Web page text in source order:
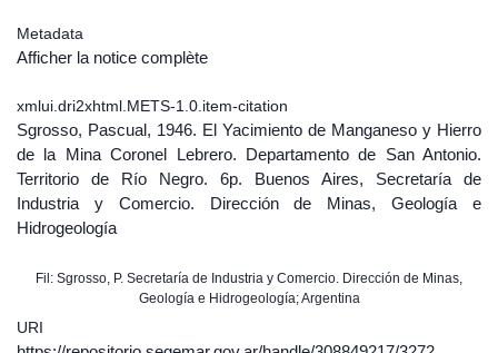
Metadata
Afficher la notice complète
xmlui.dri2xhtml.METS-1.0.item-citation
Sgrosso, Pascual, 1946. El Yacimiento de Manganeso y Hierro
de la Mina Coronel Lebrero. Departamento de San Antonio.
Territorio de Río Negro. 6p. Buenos Aires, Secretaría de
Industria y Comercio. Dirección de Minas, Geología e
Hidrogeología
Fil: Sgrosso, P. Secretaría de Industria y Comercio. Dirección de Minas,
Geología e Hidrogeología; Argentina
URI